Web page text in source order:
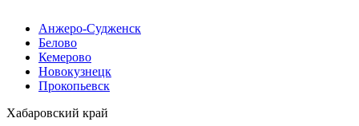
Анжеро-Судженск
Белово
Кемерово
Новокузнецк
Прокопьевск
Хабаровский край